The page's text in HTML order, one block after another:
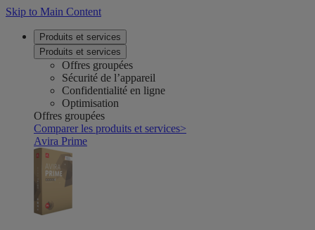
Skip to Main Content
Produits et services
Produits et services
Offres groupées
Sécurité de l’appareil
Confidentialité en ligne
Optimisation
Offres groupées
Comparer les produits et services>
Avira Prime